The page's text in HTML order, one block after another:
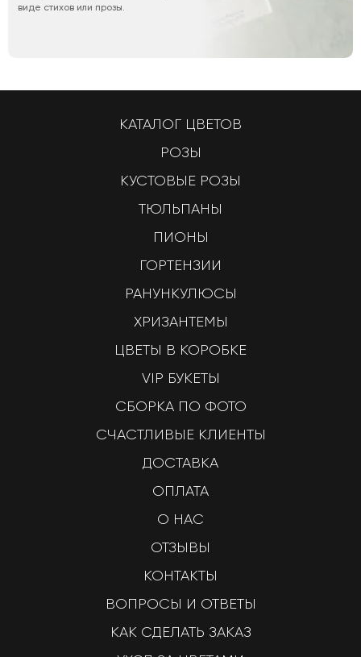
виде стихов или прозы.
КАТАЛОГ ЦВЕТОВ
РОЗЫ
КУСТОВЫЕ РОЗЫ
ТЮЛЬПАНЫ
ПИОНЫ
ГОРТЕНЗИИ
РАНУНКУЛЮСЫ
ХРИЗАНТЕМЫ
ЦВЕТЫ В КОРОБКЕ
VIP БУКЕТЫ
СБОРКА ПО ФОТО
СЧАСТЛИВЫЕ КЛИЕНТЫ
ДОСТАВКА
ОПЛАТА
О НАС
ОТЗЫВЫ
КОНТАКТЫ
ВОПРОСЫ И ОТВЕТЫ
КАК СДЕЛАТЬ ЗАКАЗ